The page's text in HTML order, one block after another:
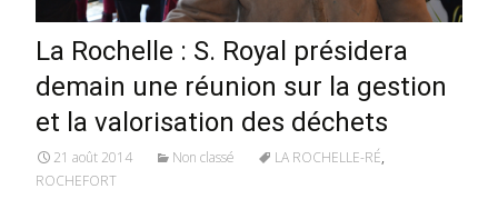
La Rochelle : S. Royal présidera
demain une réunion sur la gestion
et la valorisation des déchets
21 août 2014 Non classé LA ROCHELLE-RÉ,
ROCHEFORT